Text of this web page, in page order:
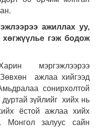
ажиллах уу,
гэж бодож
мэргэжлээрээ
ажлаа хийгээд
сонирхолтой
зүйлийг хийх нь
ёстой ажлаа хийх
Монгол залуус сайн